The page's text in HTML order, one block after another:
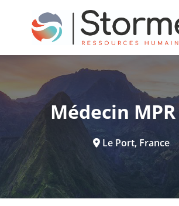
Médecin
Le Port, France